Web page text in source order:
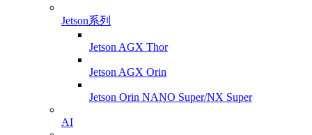
Jetson系列
Jetson AGX Thor
Jetson AGX Orin
Jetson Orin NANO Super/NX Super
AI